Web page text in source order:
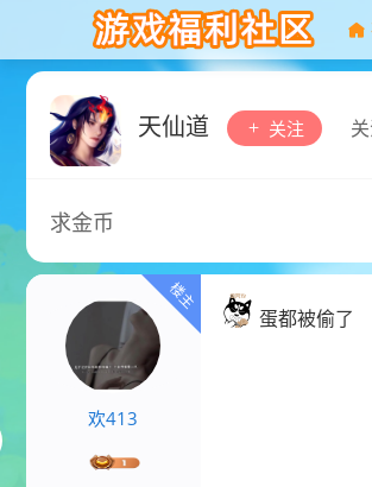
天仙道 关注 关
求金币
欢413
蛋都被偷了